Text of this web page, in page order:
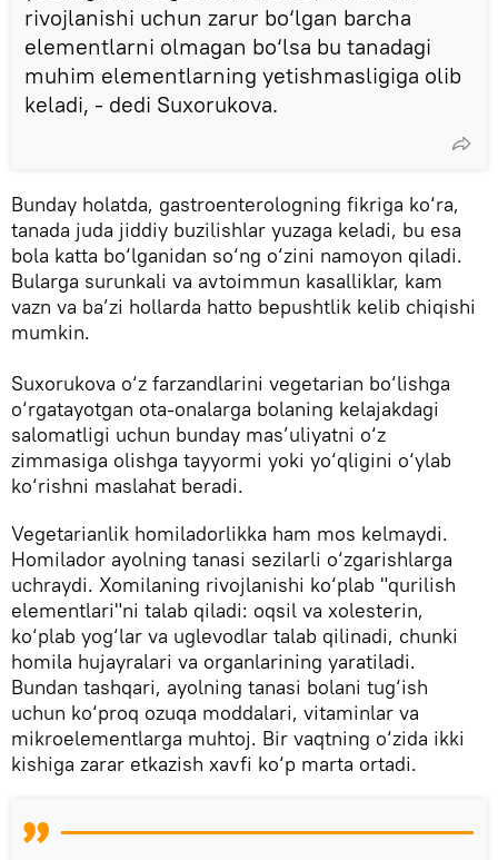
rivojlanishi uchun zarur bo‘lgan barcha
elementlarni olmagan bo‘lsa bu tanadagi
muhim elementlarning yetishmasligiga olib
keladi, - dedi Suxorukova.
Bunday holatda, gastroenterologning fikriga ko‘ra,
tanada juda jiddiy buzilishlar yuzaga keladi, bu esa
bola katta bo‘lganidan so‘ng o‘zini namoyon qiladi.
Bularga surunkali va avtoimmun kasalliklar, kam
vazn va ba’zi hollarda hatto bepushtlik kelib chiqishi
mumkin.
Suxorukova o‘z farzandlarini vegetarian bo‘lishga
o‘rgatayotgan ota-onalarga bolaning kelajakdagi
salomatligi uchun bunday mas’uliyatni o‘z
zimmasiga olishga tayyormi yoki yo‘qligini o‘ylab
ko‘rishni maslahat beradi.
Vegetarianlik homiladorlikka ham mos kelmaydi.
Homilador ayolning tanasi sezilarli o‘zgarishlarga
uchraydi. Xomilaning rivojlanishi ko‘plab "qurilish
elementlari"ni talab qiladi: oqsil va xolesterin,
ko‘plab yog‘lar va uglevodlar talab qilinadi, chunki
homila hujayralari va organlarining yaratiladi.
Bundan tashqari, ayolning tanasi bolani tug‘ish
uchun ko‘proq ozuqa moddalari, vitaminlar va
mikroelementlarga muhtoj. Bir vaqtning o‘zida ikki
kishiga zarar etkazish xavfi ko‘p marta ortadi.